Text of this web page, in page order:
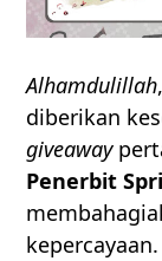
Alhamdulillah
diberikan
giveaway
Penerbit